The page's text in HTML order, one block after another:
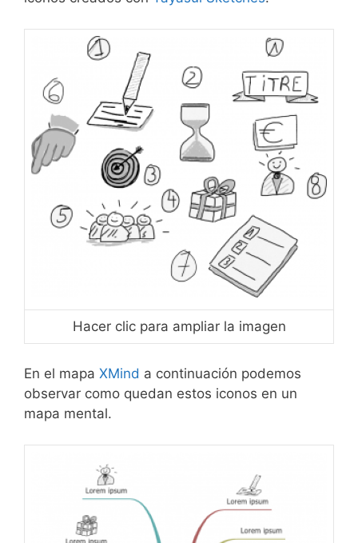
Hacer clic para ampliar la imagen
En el mapa XMind a continuación podemos
observar como quedan estos iconos en un
mapa mental.